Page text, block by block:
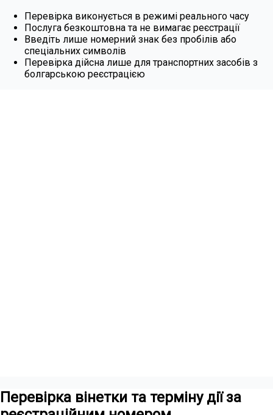
Перевірка виконується в режимі реального часу
Послуга безкоштовна та не вимагає реєстрації
Введіть лише номерний знак без пробілів або
спеціальних символів
Перевірка дійсна лише для транспортних засобів з
болгарською реєстрацією
Перевірка вінетки та терміну дії за